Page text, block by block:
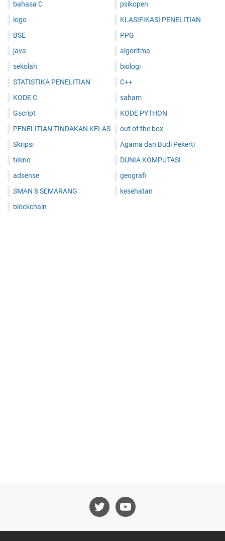
bahasa C
logo
BSE
java
sekolah
STATISTIKA PENELITIAN
KODE C
Gscript
PENELITIAN TINDAKAN KELAS
Skripsi
tekno
adsense
SMAN 8 SEMARANG
blockchain
psikopen
KLASIFIKASI PENELITIAN
PPG
algoritma
biologi
C++
saham
KODE PYTHON
out of the box
Agama dan Budi Pekerti
DUNIA KOMPUTASI
geografi
kesehatan